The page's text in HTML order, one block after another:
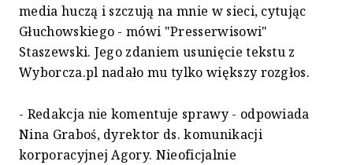
media huczą i szczują na mnie w sieci, cytując
Głuchowskiego - mówi "Presserwisowi"
Staszewski. Jego zdaniem usunięcie tekstu z
Wyborcza.pl nadało mu tylko większy rozgłos.
- Redakcja nie komentuje sprawy - odpowiada
Nina Graboś, dyrektor ds. komunikacji
korporacyjnej Agory. Nieoficjalnie